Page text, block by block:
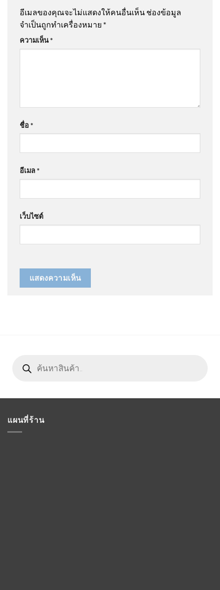
อีเมลของคุณจะไม่แสดงให้คนอื่นเห็น ช่องข้อมูล
จำเป็นถูกทำเครื่องหมาย *
ความเห็น*
ชื่อ *
อีเมล*
เว็บไซต์
search
แผนที่ร้าน